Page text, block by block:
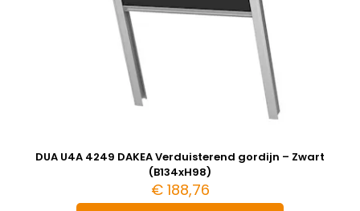
DUA U4A 4249 DAKEA Verduisterend gordijn – Zwart
(B134xH98)
€188,76